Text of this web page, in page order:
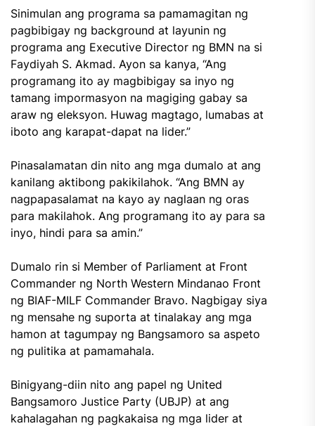
Sinimulan ang programa sa pamamagitan ng
pagbibigay ng background at layunin ng
programa ang Executive Director ng BMN na si
Faydiyah S. Akmad. Ayon sa kanya, “Ang
programang ito ay magbibigay sa inyo ng
tamang impormasyon na magiging gabay sa
araw ng eleksyon. Huwag magtago, lumabas at
iboto ang karapat-dapat na lider.”
Pinasalamatan din nito ang mga dumalo at ang
kanilang aktibong pakikilahok. “Ang BMN ay
nagpapasalamat na kayo ay naglaan ng oras
para makilahok. Ang programang ito ay para sa
inyo, hindi para sa amin.”
Dumalo rin si Member of Parliament at Front
Commander ng North Western Mindanao Front
ng BIAF-MILF Commander Bravo. Nagbigay siya
ng mensahe ng suporta at tinalakay ang mga
hamon at tagumpay ng Bangsamoro sa aspeto
ng pulitika at pamamahala.
Binigyang-diin nito ang papel ng United
Bangsamoro Justice Party (UBJP) at ang
kahalagahan ng pagkakaisa ng mga lider at